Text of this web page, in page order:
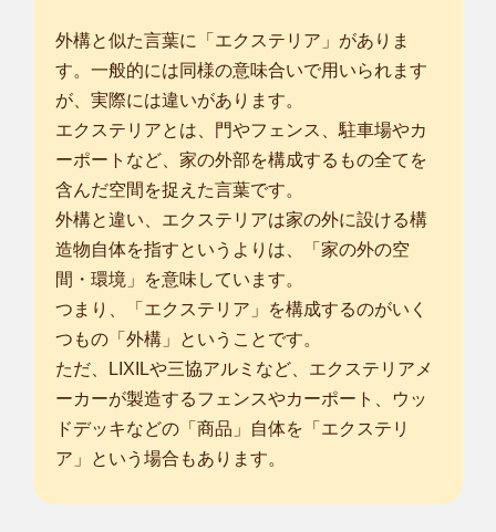
外構と似た言葉に「エクステリア」がありま
す。一般的には同様の意味合いで用いられます
が、実際には違いがあります。
エクステリアとは、門やフェンス、駐車場やカ
ーポートなど、家の外部を構成するもの全てを
含んだ空間を捉えた言葉です。
外構と違い、エクステリアは家の外に設ける構
造物自体を指すというよりは、「家の外の空
間・環境」を意味しています。
つまり、「エクステリア」を構成するのがいく
つもの「外構」ということです。
ただ、LIXILや三協アルミなど、エクステリアメ
ーカーが製造するフェンスやカーポート、ウッ
ドデッキなどの「商品」自体を「エクステリ
ア」という場合もあります。